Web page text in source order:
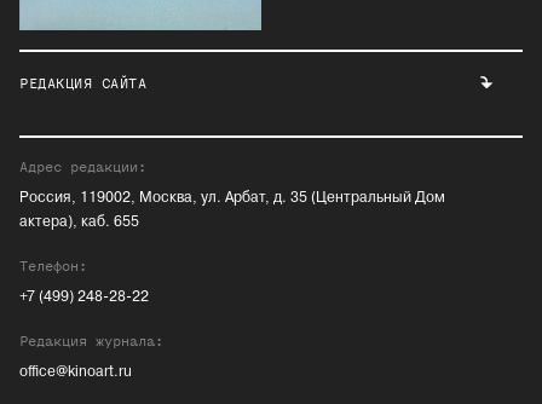
РЕДАКЦИЯ САЙТА
Адрес редакции:
Россия, 119002, Москва, ул. Арбат, д. 35 (Центральный Дом
актера), каб. 655
Телефон:
+7 (499) 248-28-22
Редакция журнала:
office@kinoart.ru